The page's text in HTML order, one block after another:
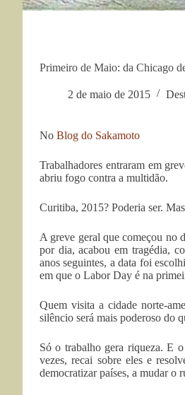
Primeiro de Maio: da Chicago
2 de maio de 2015
No Blog do Sakamoto
Trabalhadores entraram em
abriu fogo contra a multidão.
Curitiba, 2015? Poderia ser.
A greve geral que começou no
por dia, acabou em tragédia,
anos seguintes, a data foi
em que o Labor Day é na
Quem visita a cidade norte-
silêncio será mais poderoso do
Só o trabalho gera riqueza. E
vezes, recai sobre eles e
democratizar países, a mudar o